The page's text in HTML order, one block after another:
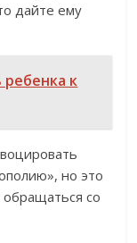
дайте ему
ребенка к
но это
со